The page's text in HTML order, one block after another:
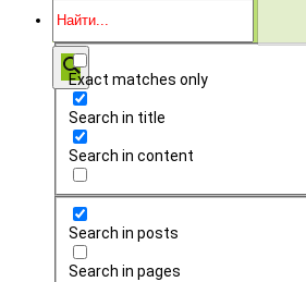
Exact matches only
Search in title
Search in content
Search in posts
Search in pages